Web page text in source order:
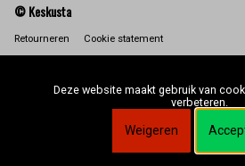
© Keskusta
Retourneren Cookie statement
Deze website maakt gebruik van
verbeteren.
Weigeren